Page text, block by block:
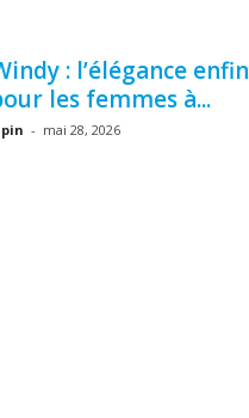
: l’élégance enfin
les femmes à...
- mai 28, 2026